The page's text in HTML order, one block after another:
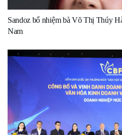
Sandoz bổ nhiệm bà Võ Thị Thúy
Nam